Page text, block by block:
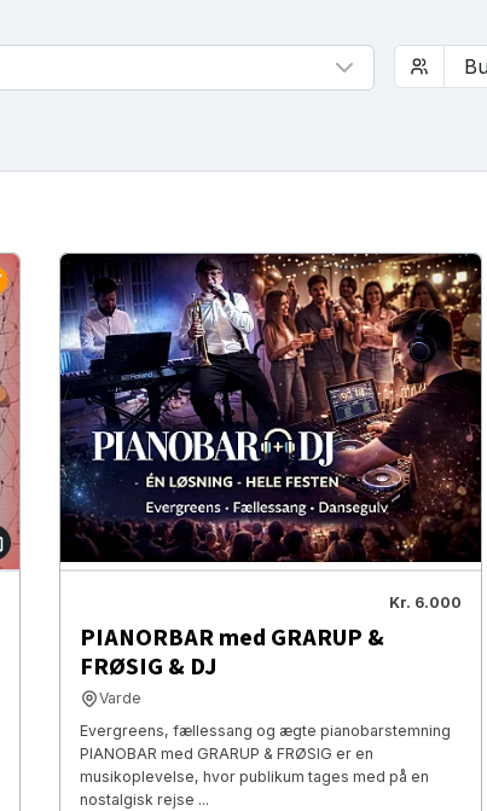
Kr. 6.000
PIANORBAR med GRARUP &
FRØSIG & DJ
Varde
Evergreens, fællessang og ægte pianobarstemning
PIANOBAR med GRARUP & FRØSIG er en
musikoplevelse, hvor publikum tages med på en
nostalgisk rejse ...